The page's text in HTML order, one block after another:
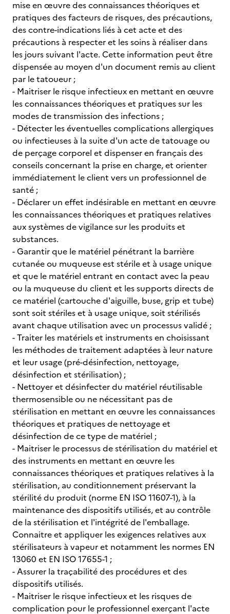
mise en œuvre des connaissances théoriques et
pratiques des facteurs de risques, des précautions,
des contre-indications liés à cet acte et des
précautions à respecter et les soins à réaliser dans
les jours suivant l'acte. Cette information peut être
dispensée au moyen d'un document remis au client
par le tatoueur ;
- Maitriser le risque infectieux en mettant en œuvre
les connaissances théoriques et pratiques sur les
modes de transmission des infections ;
- Détecter les éventuelles complications allergiques
ou infectieuses à la suite d'un acte de tatouage ou
de perçage corporel et dispenser en français des
conseils concernant la prise en charge, et orienter
immédiatement le client vers un professionnel de
santé ;
- Déclarer un effet indésirable en mettant en œuvre
les connaissances théoriques et pratiques relatives
aux systèmes de vigilance sur les produits et
substances.
- Garantir que le matériel pénétrant la barrière
cutanée ou muqueuse est stérile et à usage unique
et que le matériel entrant en contact avec la peau
ou la muqueuse du client et les supports directs de
ce matériel (cartouche d'aiguille, buse, grip et tube)
sont soit stériles et à usage unique, soit stérilisés
avant chaque utilisation avec un processus validé ;
- Traiter les matériels et instruments en choisissant
les méthodes de traitement adaptées à leur nature
et leur usage (pré-désinfection, nettoyage,
désinfection et stérilisation) ;
- Nettoyer et désinfecter du matériel réutilisable
thermosensible ou ne nécessitant pas de
stérilisation en mettant en œuvre les connaissances
théoriques et pratiques de nettoyage et
désinfection de ce type de matériel ;
- Maitriser le processus de stérilisation du matériel et
des instruments en mettant en œuvre les
connaissances théoriques et pratiques relatives à la
stérilisation, au conditionnement préservant la
stérilité du produit (norme EN ISO 11607-1), à la
maintenance des dispositifs utilisés, et au contrôle
de la stérilisation et l'intégrité de l'emballage.
Connaitre et appliquer les exigences relatives aux
stérilisateurs à vapeur et notamment les normes EN
13060 et EN ISO 17655-1 ;
- Assurer la traçabilité des procédures et des
dispositifs utilisés.
- Maitriser le risque infectieux et les risques de
complication pour le professionnel exerçant l'acte